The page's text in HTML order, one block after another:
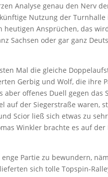
Analyse genau den Nerv
Nutzung der
Ansprüchen, das
Sachsen oder gar ganz
Mal die gleiche
Gerbig und Wolf, die ihre
offenes Duell gegen das
auf der Siegerstraße waren,
Scior ließ sich etwas zu
Winkler brachte es auf der
Partie zu bewundern,
sich tolle Topspin-